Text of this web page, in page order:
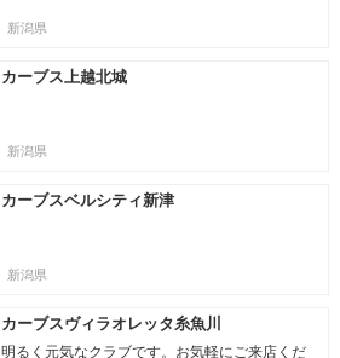
新潟県
カーブス上越北城
新潟県
カーブスベルシティ新津
新潟県
カーブスヴィラオレッタ糸魚川
明るく元気なクラブです。お気軽にご来店くだ